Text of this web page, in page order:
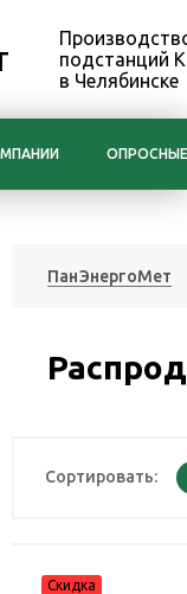
подстанций
в Челябинске
ПанЭнергоМет
Сортировать: